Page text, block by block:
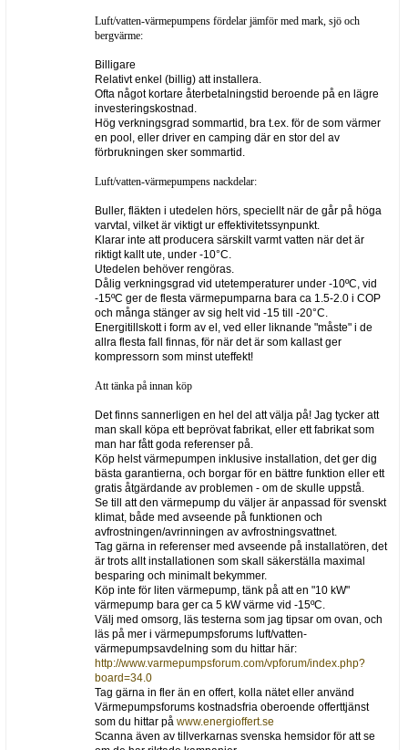
Luft/vatten-värmepumpens fördelar jämför med mark, sjö och
bergvärme:
Billigare
Relativt enkel (billig) att installera.
Ofta något kortare återbetalningstid beroende på en lägre
investeringskostnad.
Hög verkningsgrad sommartid, bra t.ex. för de som värmer
en pool, eller driver en camping där en stor del av
förbrukningen sker sommartid.
Luft/vatten-värmepumpens nackdelar:
Buller, fläkten i utedelen hörs, speciellt när de går på höga
varvtal, vilket är viktigt ur effektivitetssynpunkt.
Klarar inte att producera särskilt varmt vatten när det är
riktigt kallt ute, under -10°C.
Utedelen behöver rengöras.
Dålig verkningsgrad vid utetemperaturer under -10ºC, vid
-15ºC ger de flesta värmepumparna bara ca 1.5-2.0 i COP
och många stänger av sig helt vid -15 till -20°C.
Energitillskott i form av el, ved eller liknande "måste" i de
allra flesta fall finnas, för när det är som kallast ger
kompressorn som minst uteffekt!
Att tänka på innan köp
Det finns sannerligen en hel del att välja på! Jag tycker att
man skall köpa ett beprövat fabrikat, eller ett fabrikat som
man har fått goda referenser på.
Köp helst värmepumpen inklusive installation, det ger dig
bästa garantierna, och borgar för en bättre funktion eller ett
gratis åtgärdande av problemen - om de skulle uppstå.
Se till att den värmepump du väljer är anpassad för svenskt
klimat, både med avseende på funktionen och
avfrostningen/avrinningen av avfrostningsvattnet.
Tag gärna in referenser med avseende på installatören, det
är trots allt installationen som skall säkerställa maximal
besparing och minimalt bekymmer.
Köp inte för liten värmepump, tänk på att en "10 kW"
värmepump bara ger ca 5 kW värme vid -15ºC.
Välj med omsorg, läs testerna som jag tipsar om ovan, och
läs på mer i värmepumpsforums luft/vatten-
värmepumpsavdelning som du hittar här:
http://www.varmepumpsforum.com/vpforum/index.php?
board=34.0
Tag gärna in fler än en offert, kolla nätet eller använd
Värmepumpsforums kostnadsfria oberoende offerttjänst
som du hittar på www.energioffert.se
Scanna även av tillverkarnas svenska hemsidor för att se